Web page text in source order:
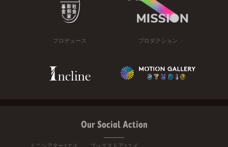
プロデュース プロダクション
Our Social Action
ミニシアター・エイ
ブックストア・エイ